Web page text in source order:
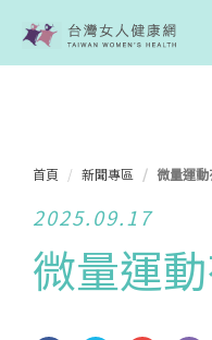
首頁 新聞專區 微量運動
2025.09.17
微量運